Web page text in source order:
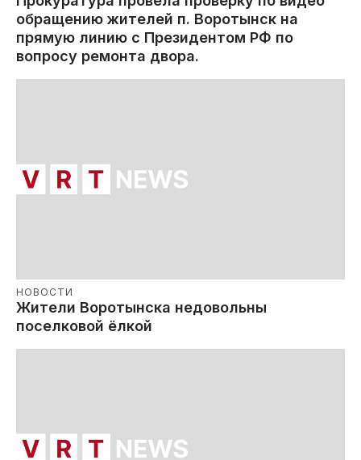
обращению жителей п. Воротынск на
прямую линию с Президентом РФ по
вопросу ремонта двора.
НОВОСТИ
Жители Воротынска недовольны
поселковой ёлкой